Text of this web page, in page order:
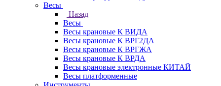
Весы
Назад
Весы
Весы крановые К ВИДА
Весы крановые К ВРГ2ДА
Весы крановые К ВРГЖА
Весы крановые К ВРДА
Весы крановые электронные КИТАЙ
Весы платформенные